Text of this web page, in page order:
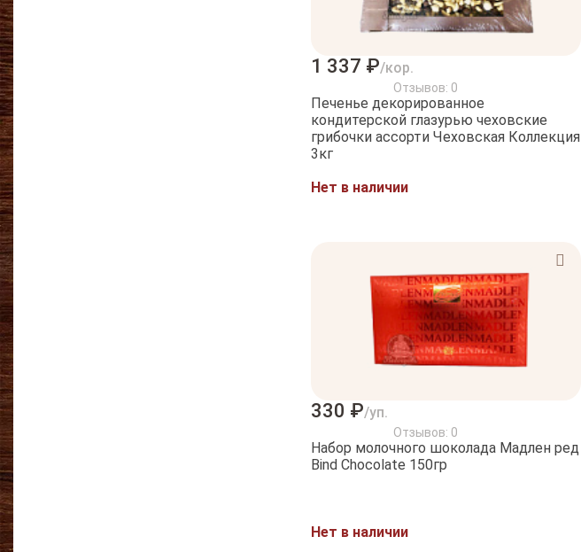
1 337 ₽/кор.
Отзывов: 0
Печенье декорированное
кондитерской глазурью чеховские
грибочки ассорти Чеховская Коллекция
3кг
Нет в наличии
330 ₽/уп.
Отзывов: 0
Набор молочного шоколада Мадлен ред
Bind Chocolate 150гр
Нет в наличии